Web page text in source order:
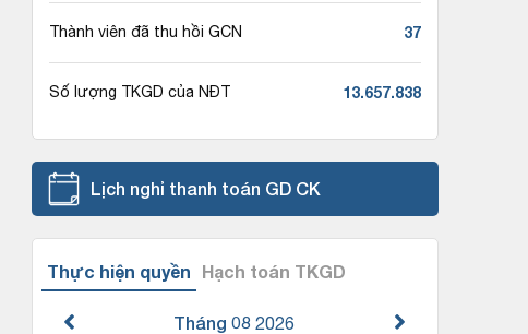
Thành viên đã thu hồi GCN 37
Số lượng TKGD của NĐT 13.657.838
Lịch nghỉ thanh toán GD CK
Thực hiện quyền Hạch toán TKGD
Tháng 08 2026